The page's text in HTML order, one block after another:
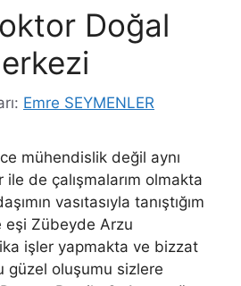
Doğal
Emre SEYMENLER
mühendislik değil aynı
de çalışmalarım olmakta
vasıtasıyla tanıştığım
eşi Zübeyde Arzu
işler yapmakta ve bizzat
güzel oluşumu sizlere